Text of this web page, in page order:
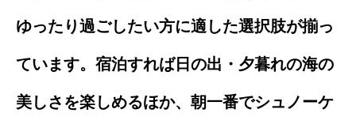
ゆったり過ごしたい方に適した選択肢が揃っ
ています。宿泊すれば日の出・夕暮れの海の
美しさを楽しめるほか、朝一番でシュノーケ